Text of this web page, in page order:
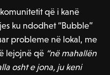
që i kanë
ku ndodhet “Bubble”
probleme në lokal, me
lejojnë që “në mahallën
osht e jona, ju keni